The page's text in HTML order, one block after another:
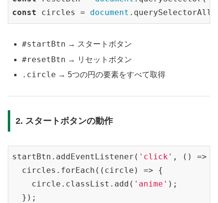
const circles = document .querySelectorAll(
#startBtn → スタートボタン
#resetBtn → リセットボタン
.circle → 5つの円の要素をすべて取得
2. スタートボタンの動作
startBtn.addEventListener( 'click' , () => {
  circles.forEach(
( circle ) => {
    circle.classList.add(
'anime' );
  });